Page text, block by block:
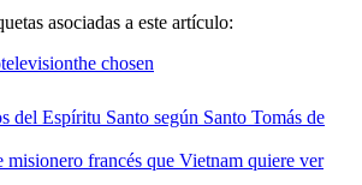
asociadas a este artículo:
televisionthe chosen
del Espíritu Santo según Santo Tomás de
misionero francés que Vietnam quiere ver